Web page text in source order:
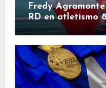
Fredy
RD en atletismo